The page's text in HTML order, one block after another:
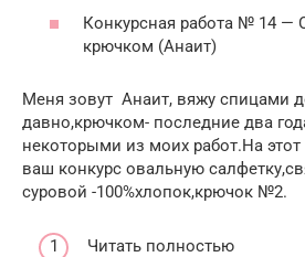
Конкурсная работа № 14 —
крючком (Анаит)
Меня зовут Анаит, вяжу спицами
давно,крючком- последние два
некоторыми из моих работ.На
ваш конкурс овальную
суровой -100%хлопок,крючок №2.
Читать полностью